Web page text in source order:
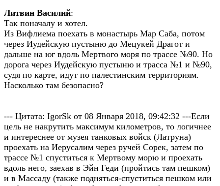
Литвин Василий:
Так поначалу и хотел.
Из Вифлиема поехать в монастырь Мар Саба, потом
через Иудейскую пустыню до Мецукей Драгот и
дальше на юг вдоль Мертвого моря по трассе №90. Но
дорога через Иудейскую пустыню и трасса №1 и №90,
судя по карте, идут по палестинским территориям.
Насколько там безопасно?
--- Цитата: IgorSk от 08 Января 2018, 09:42:32 ---Если
цель не накрутить максимум километров, то логичнее
и интереснее от музея танковых войск (Латруна)
проехать на Иерусалим через ручей Сорек, затем по
трассе №1 спуститься к Мертвому морю и проехать
вдоль него, заехав в Эйн Геди (пройтись там пешком)
и в Массаду (также подняться-спуститься пешком или